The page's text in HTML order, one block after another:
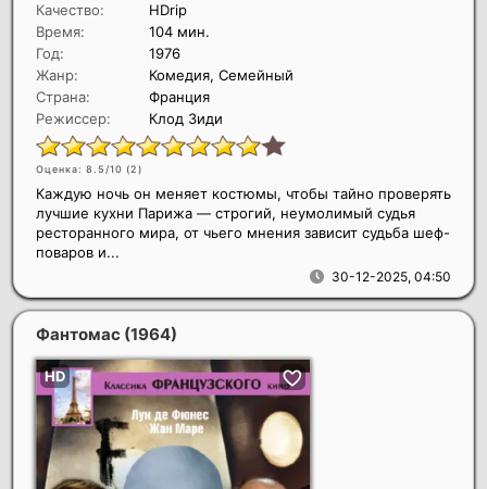
Качество:
HDrip
Время:
104 мин.
Год:
1976
Жанр:
Комедия, Семейный
Страна:
Франция
Режиссер:
Клод Зиди
Оценка: 8.5/10 (2)
30-12-2025, 04:50
Каждую ночь он меняет костюмы, чтобы тайно проверять
лучшие кухни Парижа — строгий, неумолимый судья
ресторанного мира, от чьего мнения зависит судьба шеф-
поваров и...
Фантомас (1964)